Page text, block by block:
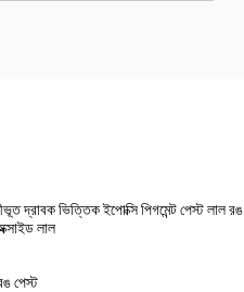
দ্রাবক ভিত্তিক ইপোক্সি পিগমেন্ট পেস্ট লাল রঙ
লাল
পেস্ট